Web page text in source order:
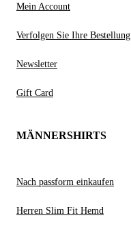
Mein Account
Verfolgen Sie Ihre Bestellung
Newsletter
Gift Card
MÄNNERSHIRTS
Nach passform einkaufen
Herren Slim Fit Hemd